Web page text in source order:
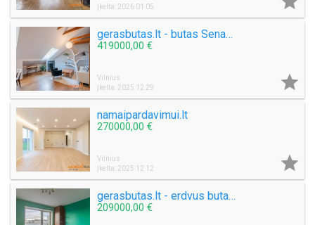
Įkelta: 2026 01 05
gerasbutas.lt - butas Senamiestyje
419000,00 €
Vilnius
Įkelta: 2025 12 29

namaipardavimui.lt
270000,00 €
Vilnius
Įkelta: 2025 12 12

gerasbutas.lt - erdvus butas su terasa
209000,00 €